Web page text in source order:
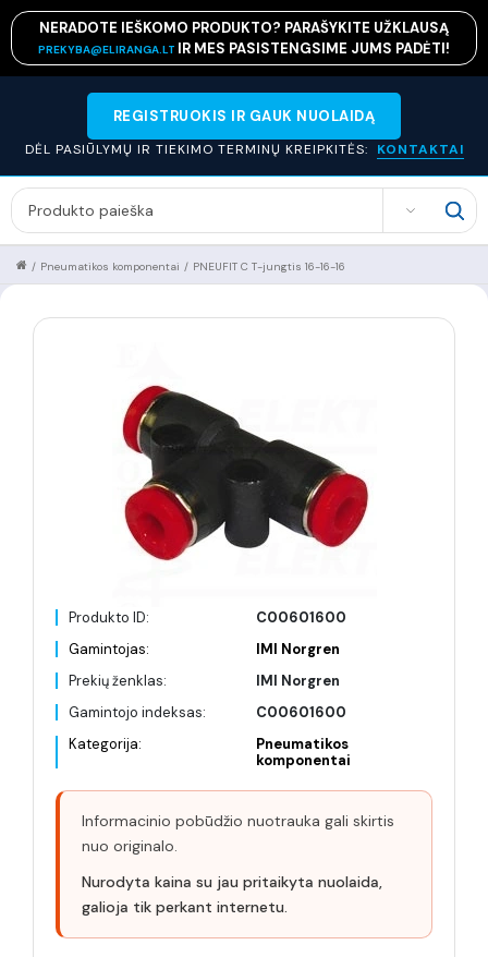
NERADOTE IEŠKOMO PRODUKTO? PARAŠYKITE UŽKLAUSĄ
PREKYBA@ELIRANGA.LT IR MES PASISTENGSIME JUMS PADĖTI!
REGISTRUOKIS IR GAUK NUOLAIDĄ
DĖL PASIŪLYMŲ IR TIEKIMO TERMINŲ KREIPKITĖS: KONTAKTAI
SEARCH
PNEUFIT C T-jungtis 16-16-16
/
Pneumatikos komponentai
/
Produkto ID:
C00601600
Gamintojas:
IMI Norgren
Prekių ženklas:
IMI Norgren
Gamintojo indeksas:
C00601600
Kategorija:
Pneumatikos
komponentai
Informacinio pobūdžio nuotrauka gali skirtis
nuo originalo.
Nurodyta kaina su jau pritaikyta nuolaida,
galioja tik perkant internetu.